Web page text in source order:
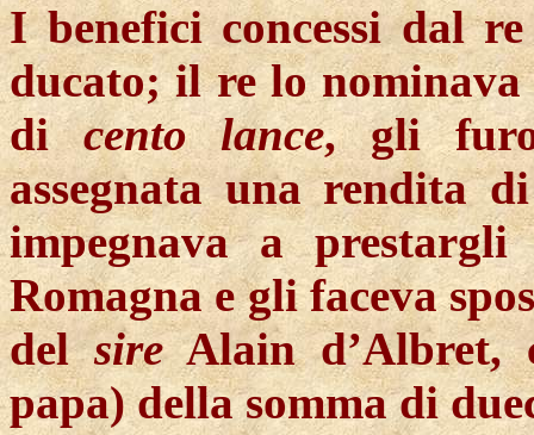
I benefici concessi dal
ducato; il re lo nominava
dicento lance, gli
assegnata una rendita
impegnava a
Romagna e gli faceva
delsireAlain d’Albret,
papa) della somma di